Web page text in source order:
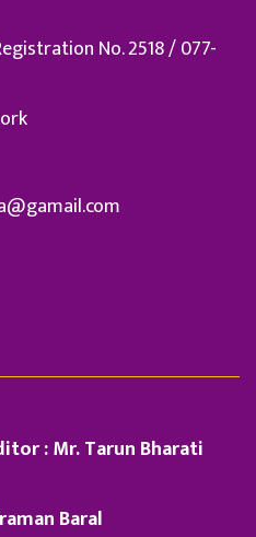
No. 2518 / 077-
: Mr. Tarun Bharati
Baral